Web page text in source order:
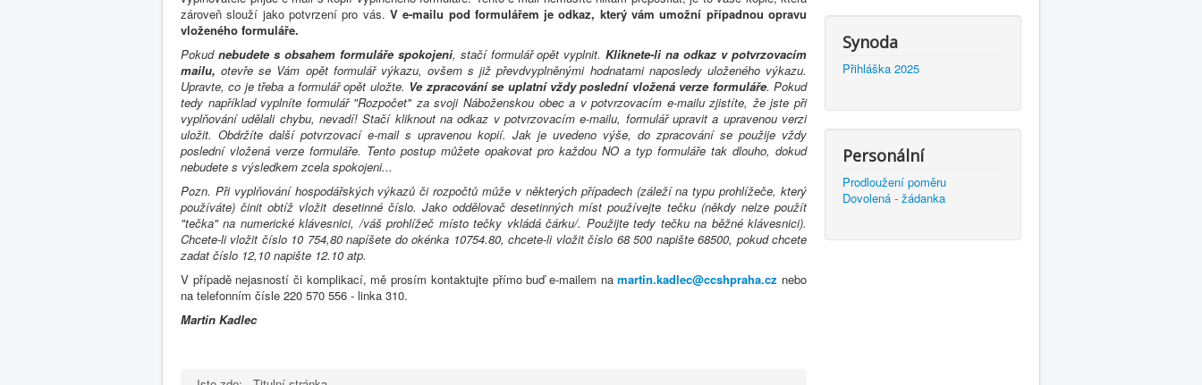
zároveň slouží jako potvrzení pro vás. V e-mailu pod formulářem je odkaz, který vám umožní případnou opravu
vloženého formuláře.
Pokud nebudete s obsahem formuláře spokojeni, stačí formulář opět vyplnit.Kliknete-li na odkaz v potvrzovacím
mailu, otevře se Vám opět formulář výkazu, ovšem s již převdvyplněnými hodnatami naposledy uloženého výkazu.
Upravte, co je třeba a formulář opět uložte. Ve zpracování se uplatní vždy poslední vložená verze formuláře. Pokud
tedy například vyplníte formulář "Rozpočet" za svoji Náboženskou obec a v potvrzovacím e-mailu zjistíte, že jste při
vyplňování udělali chybu, nevadí! Stačí kliknout na odkaz v potvrzovacím e-mailu, formulář upravit a upravenou verzi
uložit. Obdržíte další potvrzovací e-mail s upravenou kopií. Jak je uvedeno výše, do zpracování se použije vždy
poslední vložená verze formuláře. Tento postup můžete opakovat pro každou NO a typ formuláře tak dlouho, dokud
nebudete s výsledkem zcela spokojeni...
Pozn. Při vyplňování hospodářských výkazů či rozpočtů může v některých případech (záleží na typu prohlížeče, který
používáte) činit obtíž vložit desetinné číslo. Jako oddělovač desetinných míst používejte tečku (někdy nelze použít
"tečka" na numerické klávesnici, /váš prohlížeč místo tečky vkládá čárku/. Použijte tedy tečku na běžné klávesnici).
Chcete-li vložit číslo 10 754,80 napíšete do okénka 10754.80, chcete-li vložit číslo 68 500 napište 68500, pokud chcete
zadat číslo 12,10 napište 12.10 atp.
V případě nejasností či komplikací, mě prosím kontaktujte přímo buď e-mailem namartin.kadlec@ccshpraha.cz nebo
na telefonním čísle 220 570 556 - linka 310.
Martin Kadlec
Synoda
Přihláška 2025
Personální
Prodloužení poměru
Dovolená - žádanka